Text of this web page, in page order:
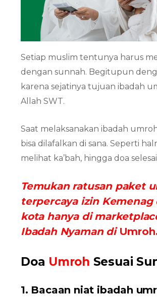
Setiap muslim tentunya harus
dengan sunnah. Begitupun
karena sejatinya tujuan ibadah
Allah SWT.
Saat melaksanakan ibadah
bisa dilafalkan di sana. Seperti
melihat ka’bah, hingga doa
Temukan ratusan paket
terpercaya izin
kota hanya di
Ibadah Nyaman di
Doa Umroh Sesuai
1. Bacaan niat ibadah